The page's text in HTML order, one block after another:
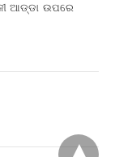
ଆଡ୍ଡା ଉପରେ